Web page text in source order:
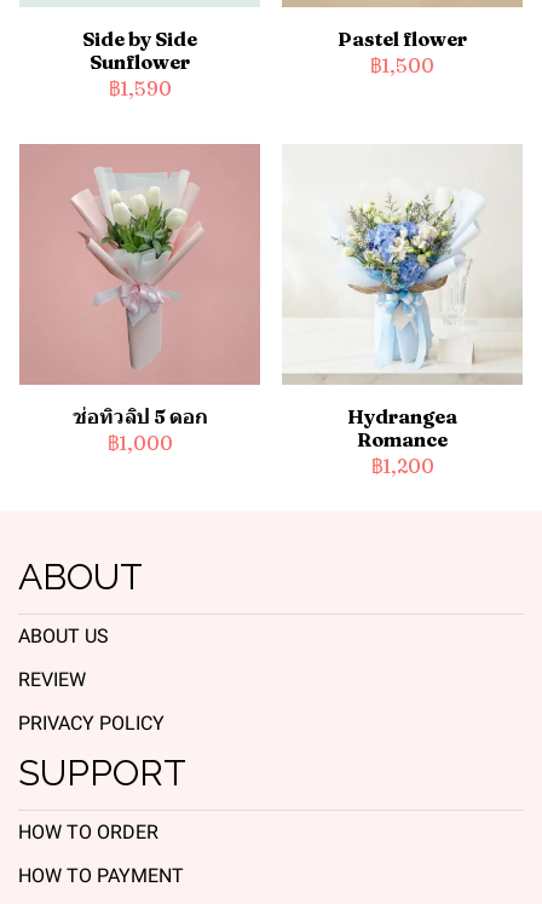
Side by Side
Sunflower
฿1,590
Pastel flower
฿1,500
ช่อทิวลิป 5 ดอก
฿1,000
Hydrangea
Romance
฿1,200
ABOUT
ABOUT US
REVIEW
PRIVACY POLICY
SUPPORT
HOW TO ORDER
HOW TO PAYMENT